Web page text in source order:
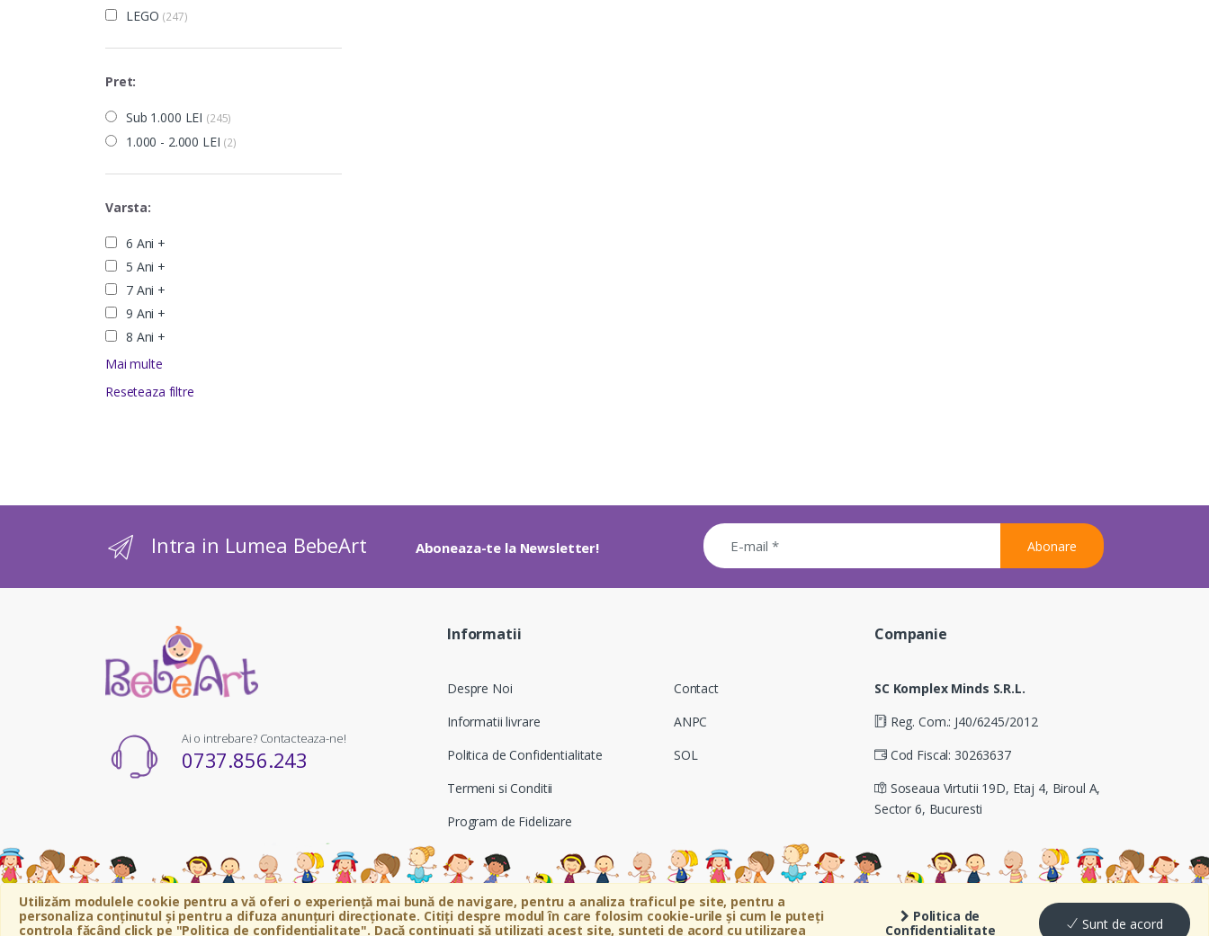
Utilizăm modulele cookie pentru a vă oferi o experiență mai bună de navigare, pentru a analiza traficul pe site, pentru a
personaliza conținutul și pentru a difuza anunțuri direcționate. Citiți despre modul în care folosim cookie-urile și cum le puteți
controla făcând click pe "Politica de confidențialitate". Dacă continuați să utilizați acest site, sunteți de acord cu utilizarea
Politica de
Confidentialitate
Sunt de acord
LEGO (247)
Pret:
Sub 1.000 LEI (245)
1.000 - 2.000 LEI (2)
Varsta:
6 Ani +
5 Ani +
7 Ani +
9 Ani +
8 Ani +
Mai multe
Reseteaza filtre
Intra in Lumea BebeArt Aboneaza-te la Newsletter! Abonare
Ai o intrebare? Contacteaza-ne!
0737.856.243
Informatii
Despre Noi
Informatii livrare
Politica de Confidentialitate
Termeni si Conditii
Program de Fidelizare
Contact
ANPC
SOL
Companie
SC Komplex Minds S.R.L.
Reg. Com.: J40/6245/2012
Cod Fiscal: 30263637
Soseaua Virtutii 19D, Etaj 4, Biroul A,
Sector 6, Bucuresti